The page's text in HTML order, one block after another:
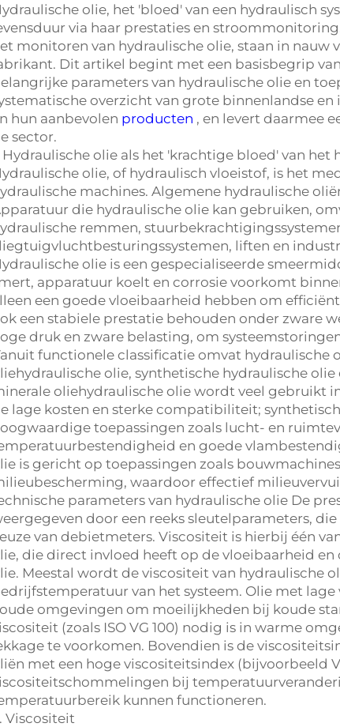
olie, het 'bloed' van een hydraulisch
via haar prestaties en
monitoren van hydraulische olie, staan in nauw
Dit artikel begint met een basisbegrip
parameters van hydraulische olie en
overzicht van grote binnenlandse
hun aanbevolen producten , en levert daarmee
sector.
Hydraulische olie als het 'krachtige bloed' van het
olie, of hydraulisch vloeistof, is het
machines. Algemene hydraulische
die hydraulische olie kan gebruiken,
remmen,
liften en
olie is een gespecialiseerde
apparatuur koelt en corrosie voorkomt
een goede vloeibaarheid hebben om
een stabiele prestatie behouden onder zware
druk en zware belasting, om
functionele classificatie omvat
olie, synthetische hydraulische
oliehydraulische olie wordt veel gebruikt
lage kosten en sterke compatibiliteit;
toepassingen zoals lucht- en
en goede
is gericht op toepassingen zoals
waardoor effectief
parameters van hydraulische olie De
door een reeks sleutelparameters,
van debietmeters. Viscositeit is hierbij één
die direct invloed heeft op de vloeibaarheid
Meestal wordt de viscositeit van hydraulische
van het systeem. Olie met
omgevingen om moeilijkheden bij koude
(zoals ISO VG 100) nodig is in warme
te voorkomen. Bovendien is de
met een hoge viscositeitsindex (bijvoorbeeld
bij
kunnen functioneren.
Viscositeit